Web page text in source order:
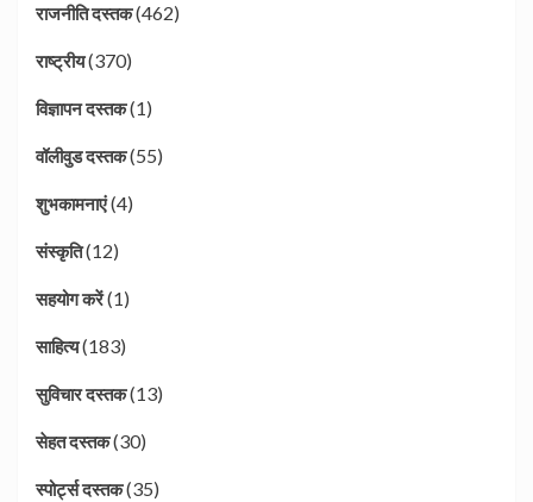
राजनीति दस्तक(462)
राष्ट्रीय(370)
विज्ञापन दस्तक(1)
वॉलीवुड दस्तक(55)
शुभकामनाएं(4)
संस्कृति(12)
सहयोग करें(1)
साहित्य(183)
सुविचार दस्तक(13)
सेहत दस्तक(30)
स्पोर्ट्स दस्तक(35)